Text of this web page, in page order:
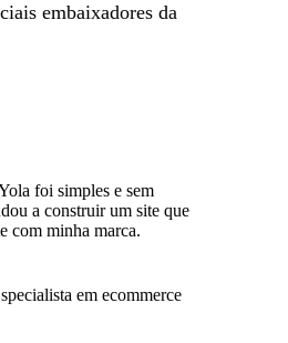
embaixadores da
foi simples e sem
a construir um site que
com minha marca.
em ecommerce